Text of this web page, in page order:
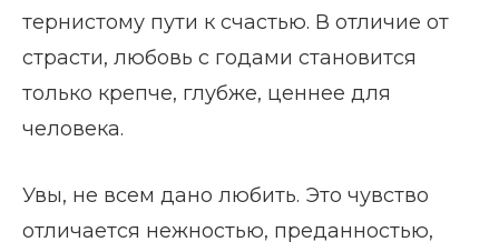
тернистому пути к счастью. В отличие от
страсти, любовь с годами становится
только крепче, глубже, ценнее для
человека.
Увы, не всем дано любить. Это чувство
отличается нежностью, преданностью,